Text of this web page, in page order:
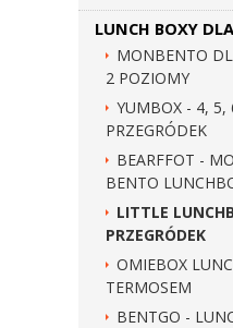
LUNCH BOXY
MONBENTO
2 POZIOMY
YUMBOX - 4, 5,
PRZEGRÓDEK
BEARFFOT -
BENTO
LITTLE
PRZEGRÓDEK
OMIEBOX
TERMOSEM
BENTGO -